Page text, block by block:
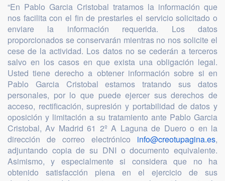
“En Pablo Garcia Cristobal tratamos la información que
nos facilita con el fin de prestarles el servicio solicitado o
enviare la información requerida. Los datos
proporcionados se conservarán mientras no nos solicite el
cese de la actividad. Los datos no se cederán a terceros
salvo en los casos en que exista una obligación legal.
Usted tiene derecho a obtener información sobre si en
Pablo Garcia Cristobal estamos tratando sus datos
personales, por lo que puede ejercer sus derechos de
acceso, rectificación, supresión y portabilidad de datos y
oposición y limitación a su tratamiento ante Pablo Garcia
Cristobal, Av Madrid 61 2º A Laguna de Duero o en la
dirección de correo electrónico info@creotupagina.es,
adjuntando copia de su DNI o documento equivalente.
Asimismo, y especialmente si considera que no ha
obtenido satisfacción plena en el ejercicio de sus